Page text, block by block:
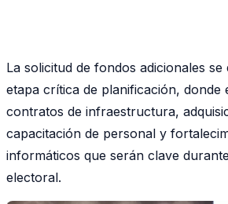
La solicitud de fondos adicionales
etapa crítica de planificación, donde
contratos de infraestructura,
capacitación de personal y
informáticos que serán clave
electoral.